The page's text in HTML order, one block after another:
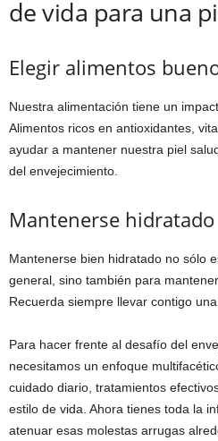
de vida para una
Elegir alimentos
Nuestra alimentación tiene un
Alimentos ricos en antioxidantes,
ayudar a mantener nuestra piel
del envejecimiento.
Mantenerse hidratado
Mantenerse bien hidratado no sólo
general, sino también para
Recuerda siempre llevar contigo
Para hacer frente al desafío del
necesitamos un enfoque
cuidado diario, tratamientos
estilo de vida. Ahora tienes toda la
atenuar esas molestas arrugas